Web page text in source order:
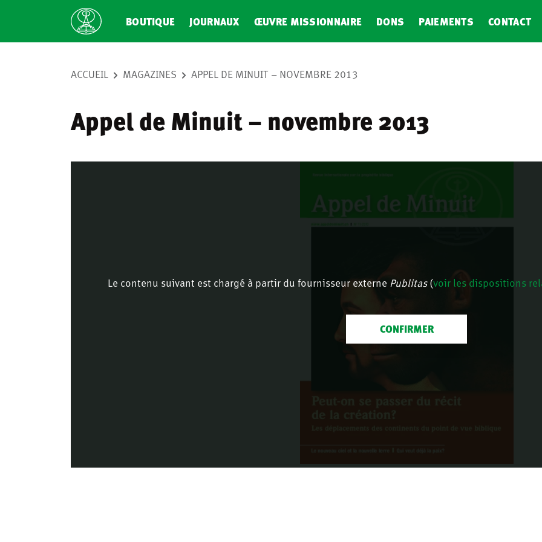
BOUTIQUE JOURNAUX ŒUVRE MISSIONNAIRE DONS PAIEMENTS CONTACT
ACCUEIL MAGAZINES APPEL DE MINUIT – NOVEMBRE 2013
Appel de Minuit – novembre 2013
Le contenu suivant est chargé à partir du fournisseur externe Publitas(voir les dispositions
CONFIRMER